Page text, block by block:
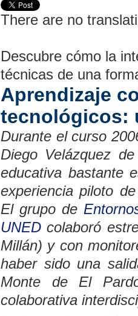
There are no
Descubre cómo la
técnicas de una
Aprendizaje
tecnológicos:
Durante el curso
Diego Velázquez
educativa bastante
experiencia piloto
El grupo de
UNED colaboró
Millán) y con
haber sido una
Monte de El
colaborativa